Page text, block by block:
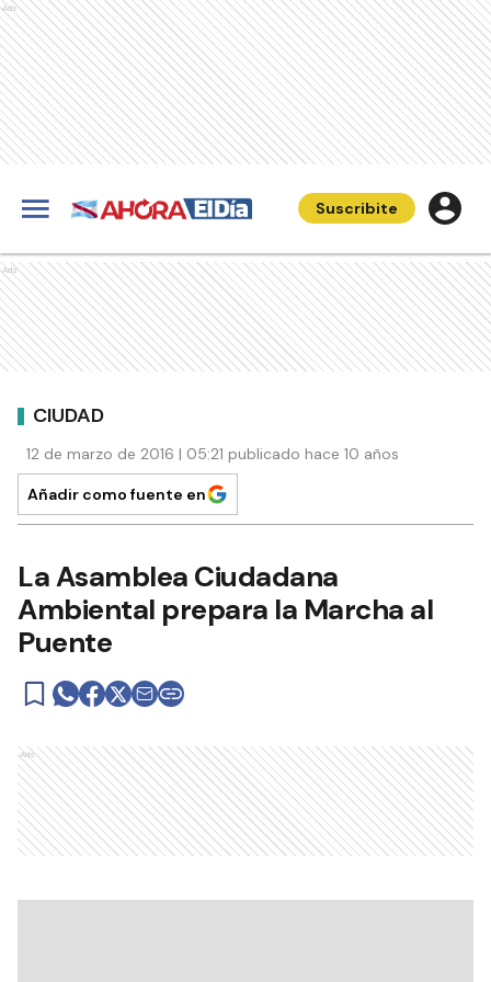
Ads
Suscribite
Ads
CIUDAD
12 de marzo de 2016 | 05:21 publicado hace 10 años
Añadir como fuente en
La Asamblea Ciudadana
Ambiental prepara la Marcha al
Puente
Ads